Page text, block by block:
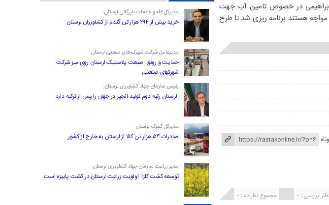
ابراهیمی در خصوص تامین آب جهت
هستند برنامه ریزی شد تا طرح
مجموع نظرات : 0 بررسی : 0
مدیرکل غله و خدمات بازرگانی لرستان :
خرید بیش از ۲۹۴ هزار تن گندم از کشاورزان لرستان
مدیرعامل شرکت شهرک‌های صنعتی لرستان:
حمایت و رونق صنعت پلاستیک لرستان روی میز شرکت
شهرکهای صنعتی
رئیس سازمان جهاد کشاورزی لرستان:
لرستان رتبه دوم تولید انجیر در جهان را پس از ترکیه دارد
مدیرکل گمرک لرستان
صادرات ۵۴ هزار تن کالا از لرستان به خارج از کشور
مدیر زراعت سازمان جهاد کشاورزی لرستان :
توسعه کشت کلزا اولویت زراعت لرستان در کشت پاییزه است